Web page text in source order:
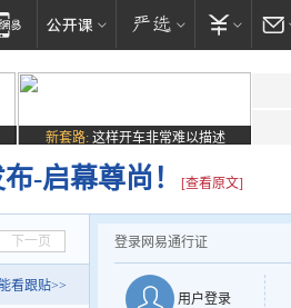
新套路: 这样开车非常难以描述
-启幕尊尚！ [查看原文]
下一页
看跟贴>>
登录网易通行证
用户登录